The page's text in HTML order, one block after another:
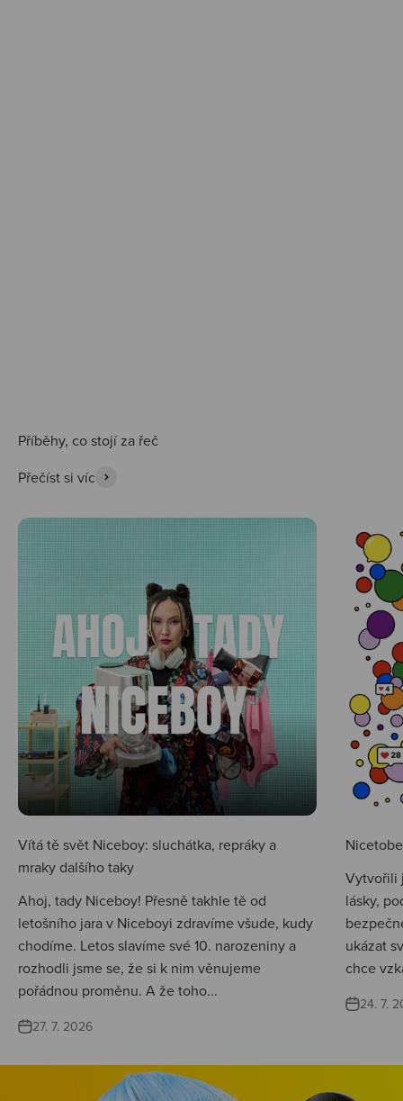
Přečíst si víc
Vítá tě svět Niceboy: sluchátka, repráky a
mraky dalšího taky
Ahoj, tady Niceboy! Přesně takhle tě od
letošního jara v Niceboyi zdravíme všude, kudy
chodíme. Letos slavíme své 10. narozeniny a
rozhodli jsme se, že si k nim věnujeme
pořádnou proměnu. A že toho...
27. 7. 2026
Vytvořili
lásky,
ukázat
chce
24. 7.